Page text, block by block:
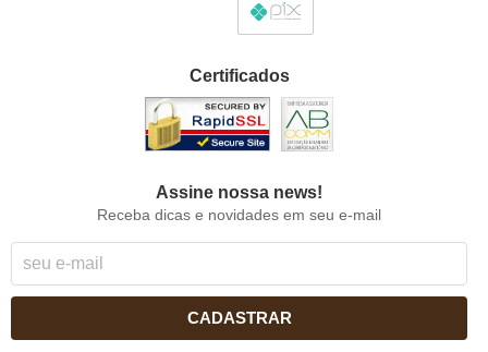
Certificados
Assine nossa news!
Receba dicas e novidades em seu e-mail
CADASTRAR